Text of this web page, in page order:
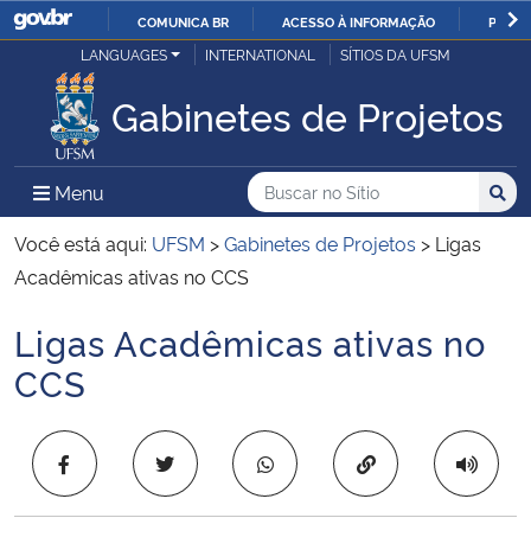
IR
O
COMUNICA BR ACESSO À INFORMAÇÃO
Ministério da Justiça e Segurança Pública
Ministério da Defesa
Ministério das Relações Exteriores
Ministério da Infraestrutura
Ministério da Educação
LANGUAGES INTERNATIONAL SÍTIOS DA UFSM
Gabinetes de Projetos
Menu Menu Principal do Sítio
Busca
Buscar no no Sítio
Busca:
Você está aqui: UFSM >Gabinetes de Projetos > Ligas
Acadêmicas ativas no CCS
Início do conteúdo
Ligas Acadêmicas ativas no
CCS
Copiar para área